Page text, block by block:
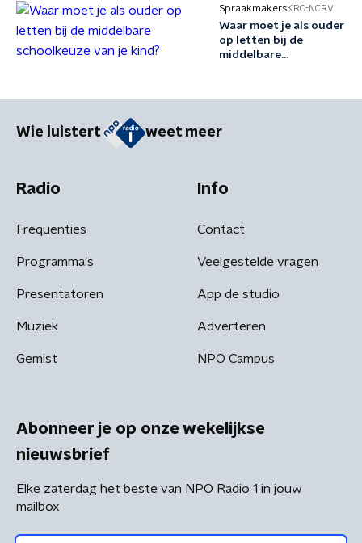
SpraakmakersKRO-NCRV
Waar moet je als ouder
op letten bij de
middelbare
Wie luistert weet meer
Radio
Frequenties
Programma's
Presentatoren
Muziek
Gemist
Info
Contact
Veelgestelde vragen
App de studio
Adverteren
NPO Campus
Abonneer je op onze wekelijkse
nieuwsbrief
Elke zaterdag het beste van NPO Radio 1 in jouw
mailbox